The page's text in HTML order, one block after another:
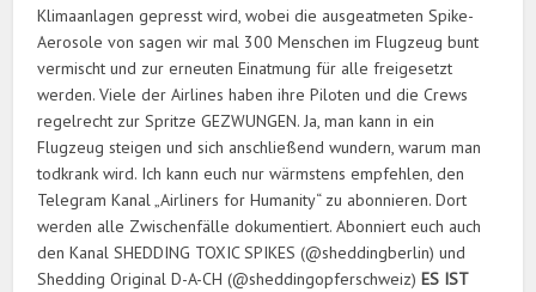
Klimaanlagen gepresst wird, wobei die ausgeatmeten Spike-
Aerosole von sagen wir mal 300 Menschen im Flugzeug bunt
vermischt und zur erneuten Einatmung für alle freigesetzt
werden. Viele der Airlines haben ihre Piloten und die Crews
regelrecht zur Spritze GEZWUNGEN. Ja, man kann in ein
Flugzeug steigen und sich anschließend wundern, warum man
todkrank wird. Ich kann euch nur wärmstens empfehlen, den
Telegram Kanal „Airliners for Humanity“ zu abonnieren. Dort
werden alle Zwischenfälle dokumentiert. Abonniert euch auch
den Kanal SHEDDING TOXIC SPIKES (@sheddingberlin) und
Shedding Original D-A-CH (@sheddingopferschweiz) ES IST